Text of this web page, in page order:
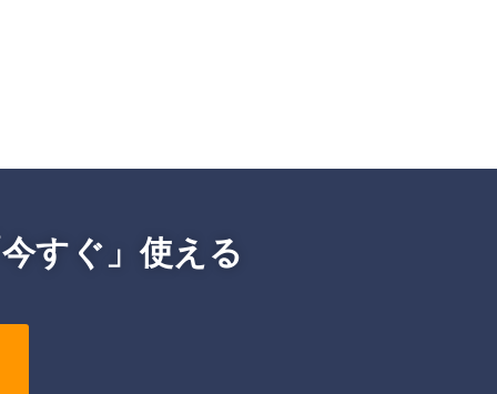
すぐ」使える